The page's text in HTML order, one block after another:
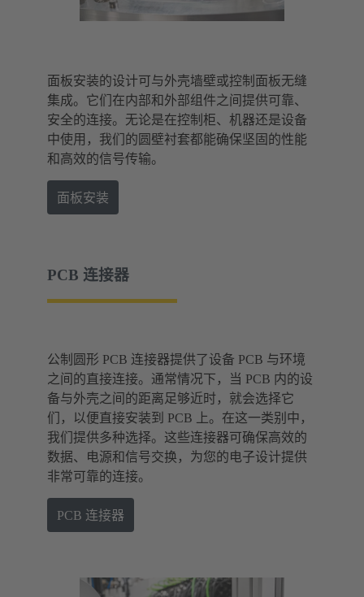
面板安装的设计可与外壳墙壁或控制面板无缝
集成。它们在内部和外部组件之间提供可靠、
安全的连接。无论是在控制柜、机器还是设备
中使用，我们的圆壁衬套都能确保坚固的性能
和高效的信号传输。
面板安装
PCB 连接器
公制圆形 PCB 连接器提供了设备 PCB 与环境
之间的直接连接。通常情况下，当 PCB 内的设
备与外壳之间的距离足够近时，就会选择它
们，以便直接安装到 PCB 上。在这一类别中，
我们提供多种选择。这些连接器可确保高效的
数据、电源和信号交换，为您的电子设计提供
非常可靠的连接。
PCB 连接器